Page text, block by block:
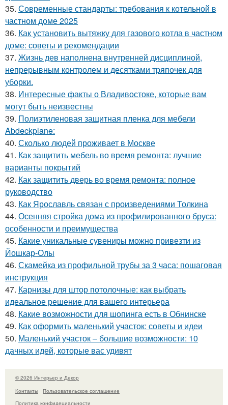
35. Современные стандарты: требования к котельной в
частном доме 2025
36. Как установить вытяжку для газового котла в частном
доме: советы и рекомендации
37. Жизнь дев наполнена внутренней дисциплиной,
непрерывным контролем и десятками тряпочек для
уборки.
38. Интересные факты о Владивостоке, которые вам
могут быть неизвестны
39. Полиэтиленовая защитная пленка для мебели
Abdeckplane:
40. Сколько людей проживает в Москве
41. Как защитить мебель во время ремонта: лучшие
варианты покрытий
42. Как защитить дверь во время ремонта: полное
руководство
43. Как Ярославль связан с произведениями Толкина
44. Осенняя стройка дома из профилированного бруса:
особенности и преимущества
45. Какие уникальные сувениры можно привезти из
Йошкар-Олы
46. Скамейка из профильной трубы за 3 часа: пошаговая
инструкция
47. Карнизы для штор потолочные: как выбрать
идеальное решение для вашего интерьера
48. Какие возможности для шопинга есть в Обнинске
49. Как оформить маленький участок: советы и идеи
50. Маленький участок – большие возможности: 10
дачных идей, которые вас удивят
© 2026 Интерьер и Декор
Контакты
Пользовательское соглашение
Политика конфидециальности